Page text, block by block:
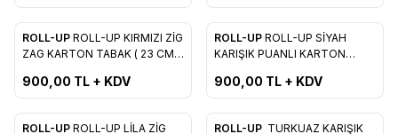
Favorilere Ekle
ROLL-UP ROLL-UP KIRMIZI ZİG
ZAG KARTON TABAK ( 23 CM
900,00 TL + KDV
Favorilere Ekle
ROLL-UP ROLL-UP SİYAH
KARIŞIK PUANLI KARTON
900,00 TL + KDV
ROLL-UP ROLL-UP LİLA ZİG
ROLL-UP TURKUAZ KARIŞIK